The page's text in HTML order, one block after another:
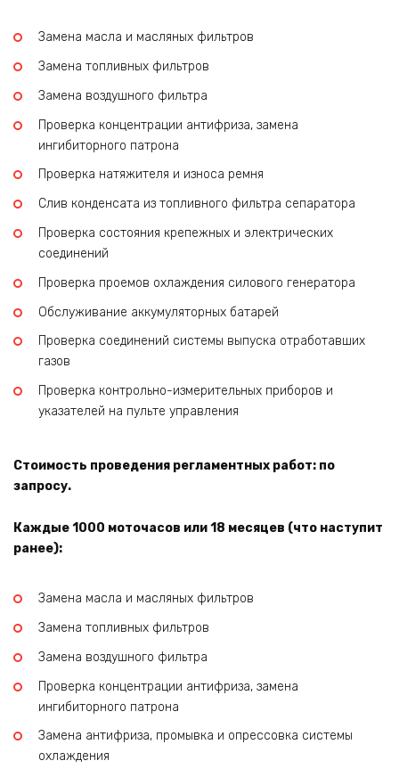
Замена масла и масляных фильтров
Замена топливных фильтров
Замена воздушного фильтра
Проверка концентрации антифриза, замена
ингибиторного патрона
Проверка натяжителя и износа ремня
Слив конденсата из топливного фильтра сепаратора
Проверка состояния крепежных и электрических
соединений
Проверка проемов охлаждения силового генератора
Обслуживание аккумуляторных батарей
Проверка соединений системы выпуска отработавших
газов
Проверка контрольно-измерительных приборов и
указателей на пульте управления
Стоимость проведения регламентных работ: по
запросу.
Каждые 1000 моточасов или 18 месяцев (что наступит
ранее):
Замена масла и масляных фильтров
Замена топливных фильтров
Замена воздушного фильтра
Проверка концентрации антифриза, замена
ингибиторного патрона
Замена антифриза, промывка и опрессовка системы
охлаждения